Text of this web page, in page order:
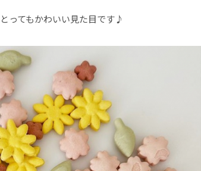
ってもかわいい見た目です♪